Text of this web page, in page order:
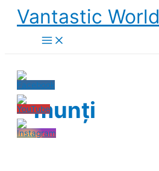
Skip
content
Vantastic World
munți